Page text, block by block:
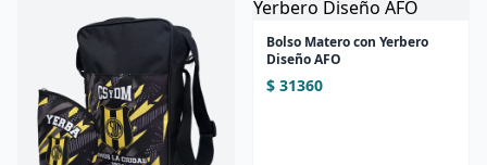
Bolso Matero con Yerbero
Diseño AFO
$ 31360